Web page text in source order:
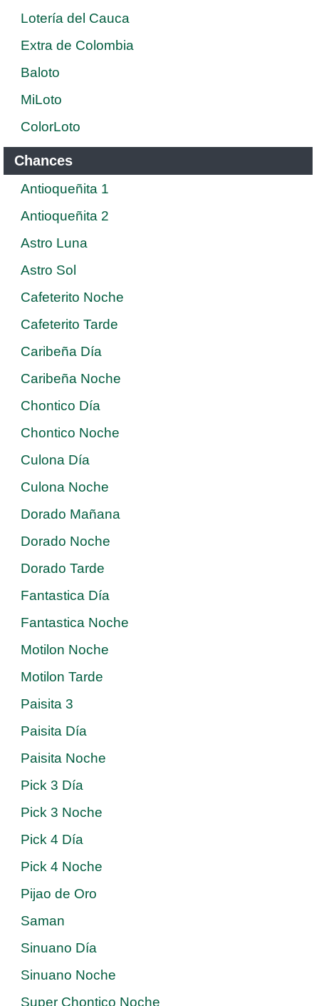
Lotería del Cauca
Extra de Colombia
Baloto
MiLoto
ColorLoto
Chances
Antioqueñita 1
Antioqueñita 2
Astro Luna
Astro Sol
Cafeterito Noche
Cafeterito Tarde
Caribeña Día
Caribeña Noche
Chontico Día
Chontico Noche
Culona Día
Culona Noche
Dorado Mañana
Dorado Noche
Dorado Tarde
Fantastica Día
Fantastica Noche
Motilon Noche
Motilon Tarde
Paisita 3
Paisita Día
Paisita Noche
Pick 3 Día
Pick 3 Noche
Pick 4 Día
Pick 4 Noche
Pijao de Oro
Saman
Sinuano Día
Sinuano Noche
Super Chontico Noche